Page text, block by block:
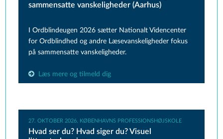
sammensatte vanskeligheder (Aarhus)
I Ordblindeugen 2026 sætter Nationalt Videncenter
for Ordblindhed og andre Læsevanskeligheder fokus
på sammensatte vanskeligheder.
Læs mere og tilmeld dig
27. OKTOBER 2026, KØBENHAVNS PROFESSIONSHØJSKOLE
Hvad ser du? Hvad siger du? Visuel